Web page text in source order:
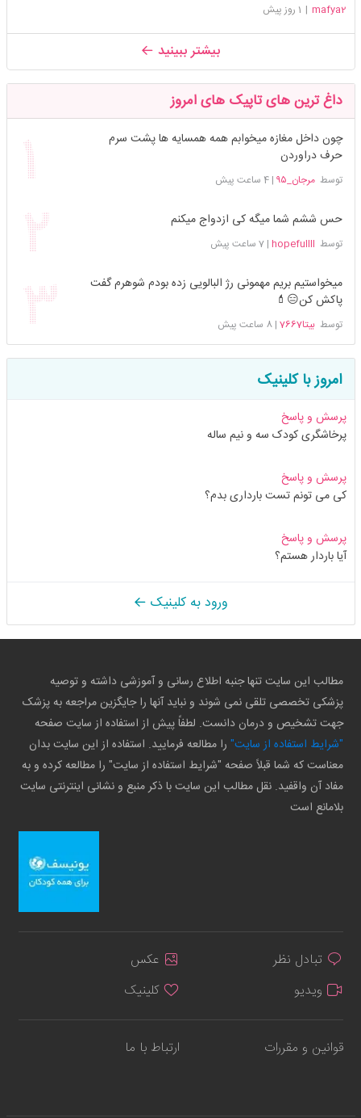
mafya2
| 1 روز پیش
بیشتر ببینید
داغ ترین های تاپیک های امروز
چون داخل مغازه میخوابم همه همسایه ها پشت سرم
حرف دراوردن
توسطمرجان_۹۵ |4 ساعت پیش
حس ششم شما میگه کی ازدواج میکنم
توسط hopefullll
|7 ساعت پیش
میخواستیم بریم مهمونی رژ البالویی زده بودم شوهرم گفت
پاکش کن😑💄
توسطبیتا7667 |8 ساعت پیش
امروز با کلینیک
پرسش و پاسخ
پرخاشگری کودک سه و نیم ساله
پرسش و پاسخ
کی می تونم تست بارداری بدم؟
پرسش و پاسخ
آیا باردار هستم؟
ورود به کلینیک
مطالب این سایت تنها جنبه اطلاع رسانی و آموزشی داشته و توصیه
پزشکی تخصصی تلقی نمی شوند و نباید آنها را جایگزین مراجعه به پزشک
جهت تشخیص و درمان دانست. لطفاً پیش از استفاده از سایت صفحه
"شرایط استفاده از سایت" را مطالعه فرمایید. استفاده از این سایت بدان
معناست که شما قبلاً صفحه "شرایط استفاده از سایت" را مطالعه کرده و به
مفاد آن واقفید. نقل مطالب این سایت با ذکر منبع و نشانی اینترنتی سایت
بلامانع است
تبادل نظر
عکس
ویدیو
کلینیک
قوانین و مقررات ارتباط با ما